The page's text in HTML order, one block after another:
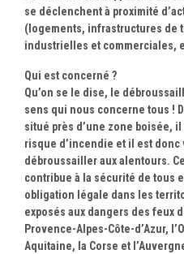
se déclenchent à proximité
(logements, infrastructures de
industrielles et commerciales,
Qui est concerné ?
Qu’on se le dise, le
sens qui nous concerne tous !
situé près d’une zone boisée,
risque d’incendie et il est
débroussailler aux alentours.
contribue à la sécurité de tous
obligation légale dans les
exposés aux dangers des feux
Provence-Alpes-Côte-d’Azur,
Aquitaine, la Corse et